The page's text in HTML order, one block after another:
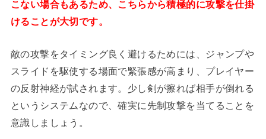
こない場合もあるため、こちらから積極的に攻撃を仕掛
けることが大切です。
敵の攻撃をタイミング良く避けるためには、ジャンプや
スライドを駆使する場面で緊張感が高まり、プレイヤー
の反射神経が試されます。少し剣が擦れば相手が倒れる
というシステムなので、確実に先制攻撃を当てることを
意識しましょう。